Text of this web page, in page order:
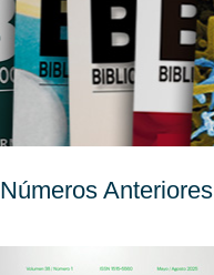
Números Anteriores